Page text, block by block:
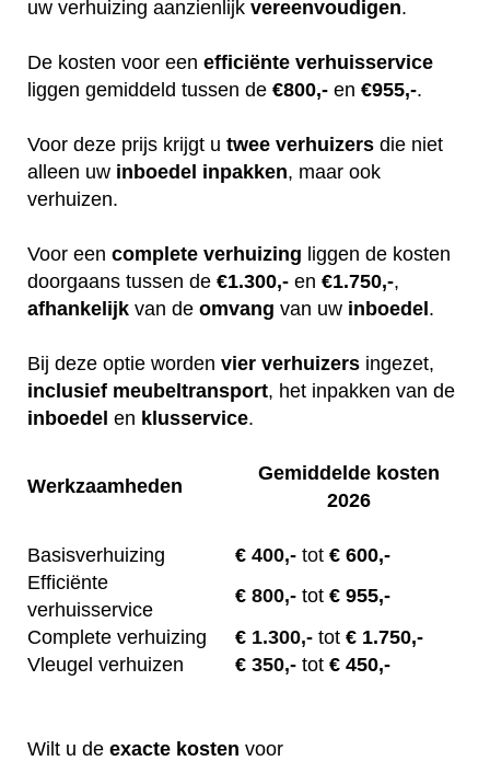
uw verhuizing aanzienlijk vereenvoudigen.
De kosten voor een efficiënte verhuisservice
liggen gemiddeld tussen de €800,- en €955,-.
Voor deze prijs krijgt u twee verhuizers die niet
alleen uw inboedel inpakken, maar ook
verhuizen.
Voor een complete verhuizing liggen de kosten
doorgaans tussen de €1.300,- en €1.750,-,
afhankelijk van de omvang van uw inboedel .
Bij deze optie worden vier verhuizers ingezet,
inclusief meubeltransport, het inpakken van de
inboedel en klusservice.
Werkzaamheden
Gemiddelde kosten
2026
Basisverhuizing € 400,- tot € 600,-
Efficiënte
verhuisservice
€ 800,- tot € 955,-
Complete verhuizing
€ 1.300,- tot € 1.750,-
Vleugel verhuizen
€ 350,- tot € 450,-
Wilt u de exacte kosten voor